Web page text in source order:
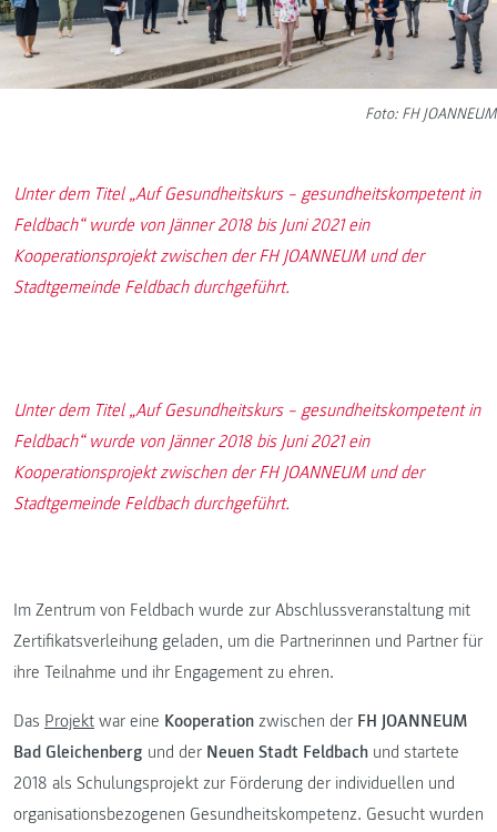
Foto: FH JOANNEUM
Unter dem Titel „Auf Gesundheitskurs – gesundheitskompetent in
Feldbach“ wurde von Jänner 2018 bis Juni 2021 ein
Kooperationsprojekt zwischen der FH JOANNEUM und der
Stadtgemeinde Feldbach durchgeführt.
Unter dem Titel „Auf Gesundheitskurs – gesundheitskompetent in
Feldbach“ wurde von Jänner 2018 bis Juni 2021 ein
Kooperationsprojekt zwischen der FH JOANNEUM und der
Stadtgemeinde Feldbach durchgeführt.
Im Zentrum von Feldbach wurde zur Abschlussveranstaltung mit
Zertifikatsverleihung geladen, um die Partnerinnen und Partner für
ihre Teilnahme und ihr Engagement zu ehren.
Das Projekt war eine Kooperation zwischen der FH JOANNEUM
Bad Gleichenberg und der Neuen Stadt Feldbach und startete
2018 als Schulungsprojekt zur Förderung der individuellen und
organisationsbezogenen Gesundheitskompetenz. Gesucht wurden